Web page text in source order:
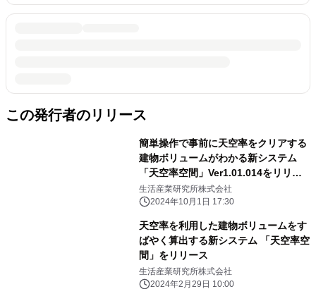
この発行者のリリース
簡単操作で事前に天空率をクリアする
建物ボリュームがわかる新システム
「天空率空間」Ver1.01.014をリリー
ス
生活産業研究所株式会社
2024年10月1日 17:30
天空率を利用した建物ボリュームをす
ばやく算出する新システム 「天空率空
間」をリリース
生活産業研究所株式会社
2024年2月29日 10:00